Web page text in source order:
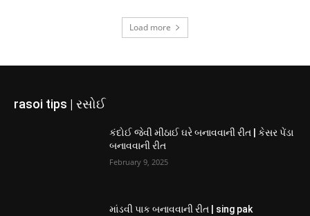
Load more
rasoi tips | રસોઈ
કંદોઈ જેવી મીઠાઈ ઘરે બનાવવાની રીત | કેસર પેંડા
બનાવવાની રીત
February 9, 2025
માંડવી પાક બનાવવાની રીત | sing pak